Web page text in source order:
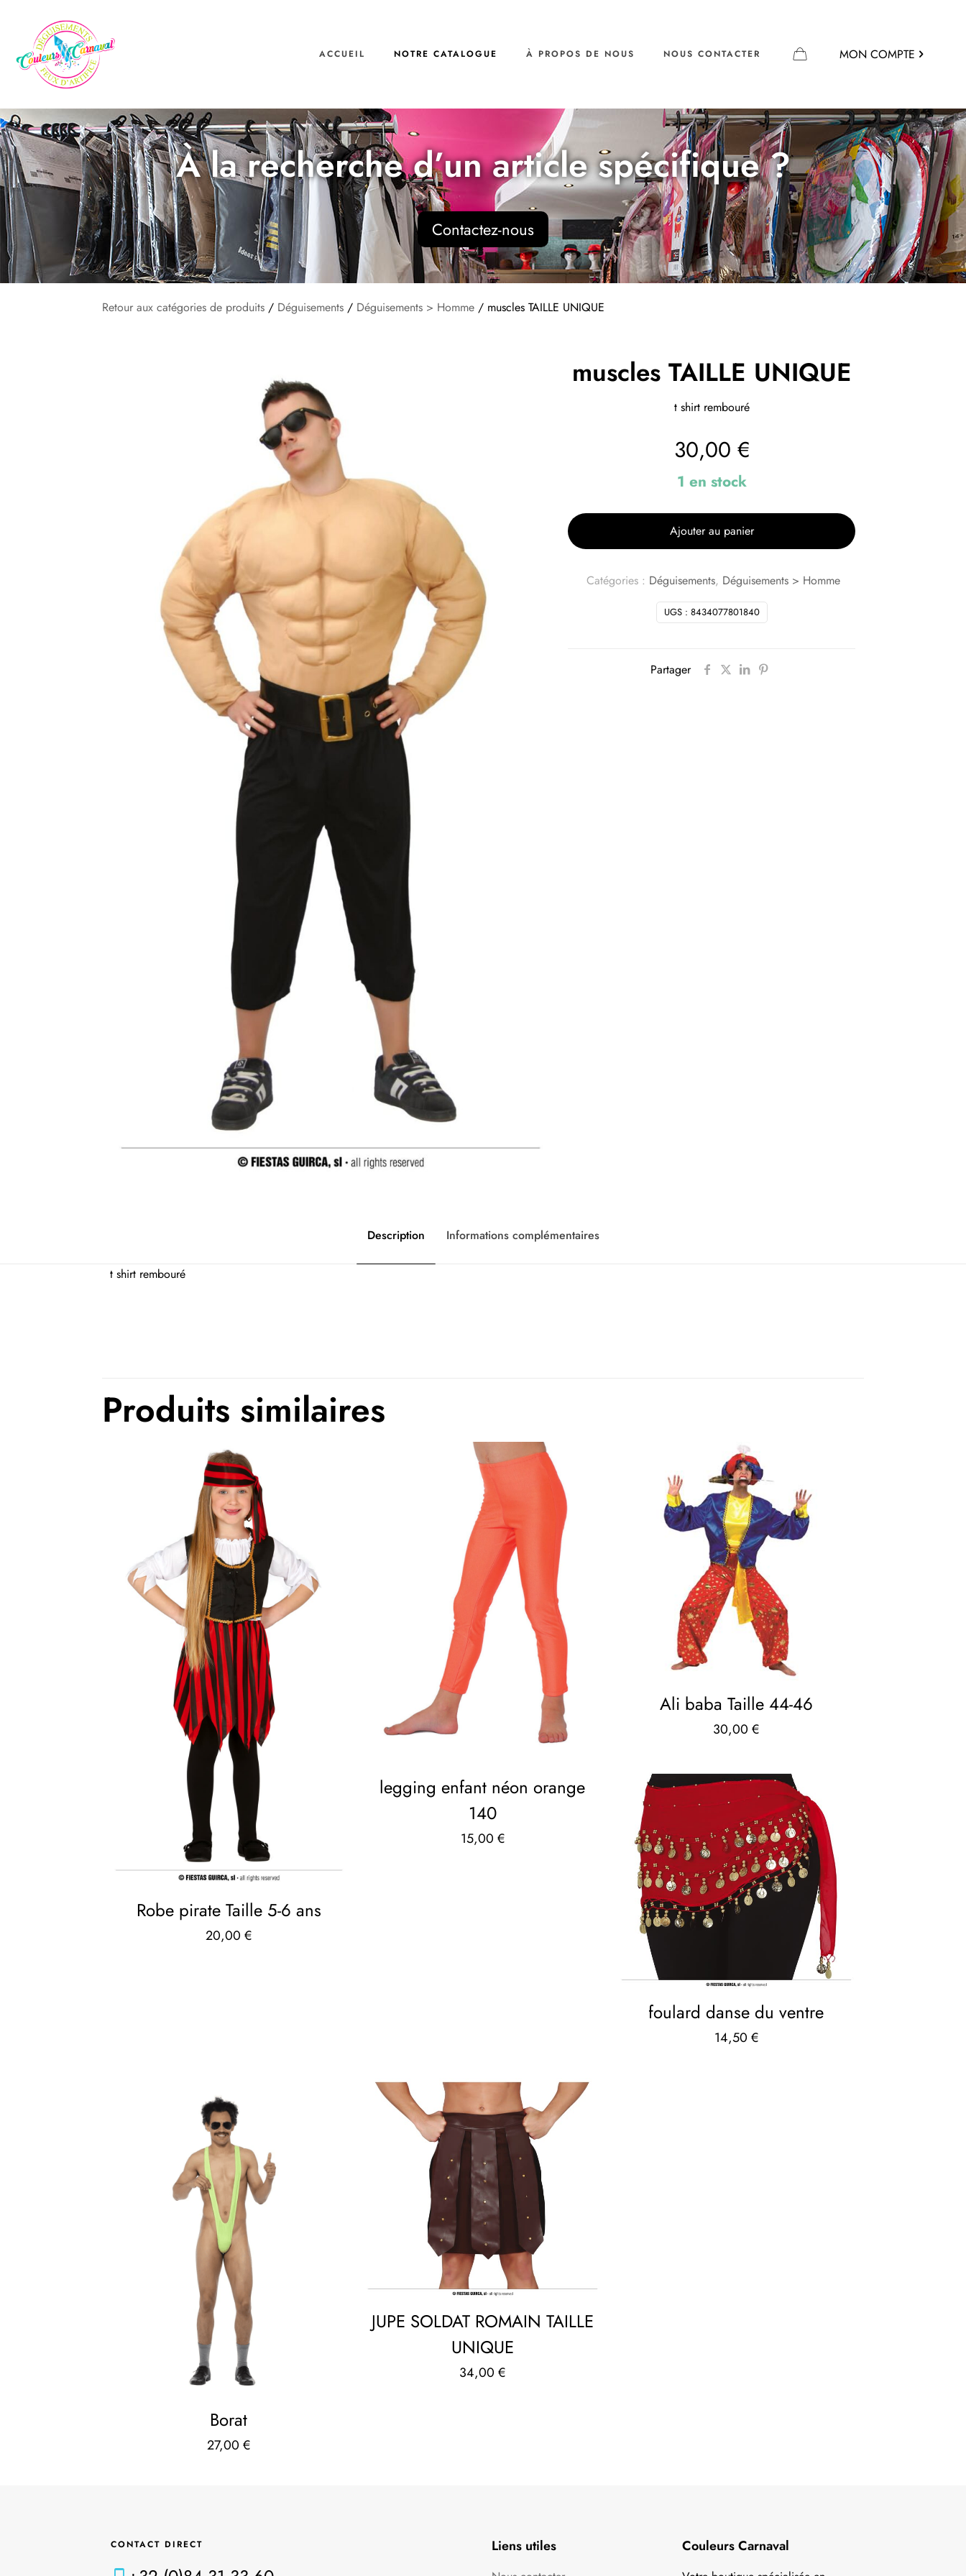
ACCUEIL NOTRE CATALOGUE À PROPOS DE NOUS NOUS CONTACTER MON COMPTE
À la recherche d’un article spécifique ?
Contactez-nous
Retour aux catégories de produits / Déguisements / Déguisements > Homme / muscles TAILLE UNIQUE
muscles TAILLE UNIQUE
t shirt rembouré
30,00 €
1 en stock
Ajouter au panier
UGS : 8434077801840
Catégories : Déguisements, Déguisements > Homme
Partager
Description Informations complémentaires
t shirt rembouré
Produits similaires
Robe pirate Taille 5-6 ans
20,00€
legging enfant néon orange
140
15,00 €
Ali baba Taille 44-46
30,00€
foulard danse du ventre
14,50 €
Borat
27,00€
JUPE SOLDAT ROMAIN TAILLE
UNIQUE
34,00€
CONTACT DIRECT Liens utiles Couleurs Carnaval